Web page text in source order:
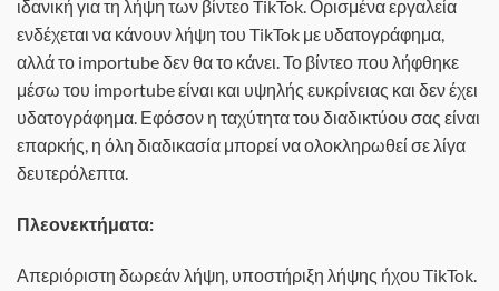
ιδανική για τη λήψη των βίντεο TikTok. Ορισμένα εργαλεία
ενδέχεται να κάνουν λήψη του TikTok με υδατογράφημα,
αλλά το importube δεν θα το κάνει. Το βίντεο που λήφθηκε
μέσω του importube είναι και υψηλής ευκρίνειας και δεν έχει
υδατογράφημα. Εφόσον η ταχύτητα του διαδικτύου σας είναι
επαρκής, η όλη διαδικασία μπορεί να ολοκληρωθεί σε λίγα
δευτερόλεπτα.
Πλεονεκτήματα:
Απεριόριστη δωρεάν λήψη, υποστήριξη λήψης ήχου TikTok.